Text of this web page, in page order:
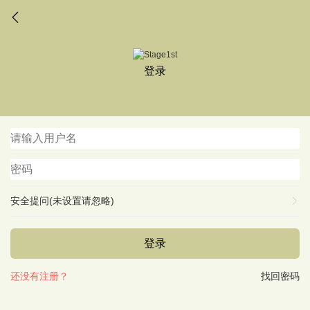
登录
安全提问(未设置请忽略)
登录
找回密码
还没有注册？